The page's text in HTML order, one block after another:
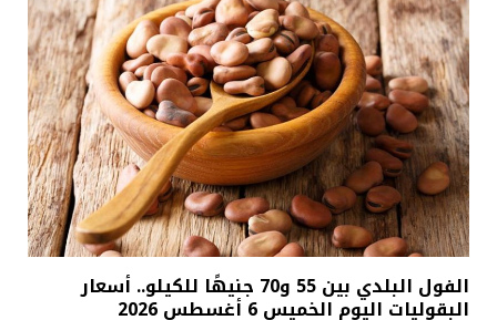
الفول البلدي بين 55 و70 جنيهًا للكيلو.. أسعار
البقوليات اليوم الخميس 6 أغسطس 2026